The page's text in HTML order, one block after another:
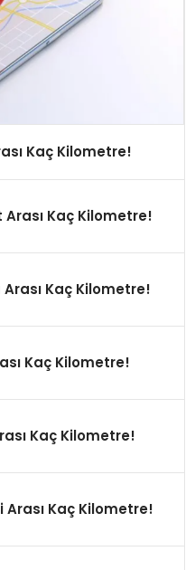
Kaç Kilometre!
Kaç Kilometre!
Kaç Kilometre!
Arası Kaç Kilometre!
Arası Kaç Kilometre!
Arası Kaç Kilometre!